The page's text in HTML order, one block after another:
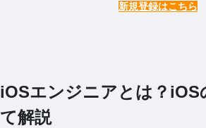
新規登録はこちら
iOSエンジニアとは？iOS
て解説